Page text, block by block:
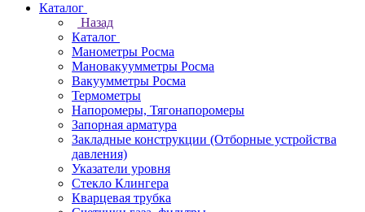
Каталог
Назад
Каталог
Манометры Росма
Мановакуумметры Росма
Вакуумметры Росма
Термометры
Напоромеры, Тягонапоромеры
Запорная арматура
Закладные конструкции (Отборные устройства
давления)
Указатели уровня
Стекло Клингера
Кварцевая трубка